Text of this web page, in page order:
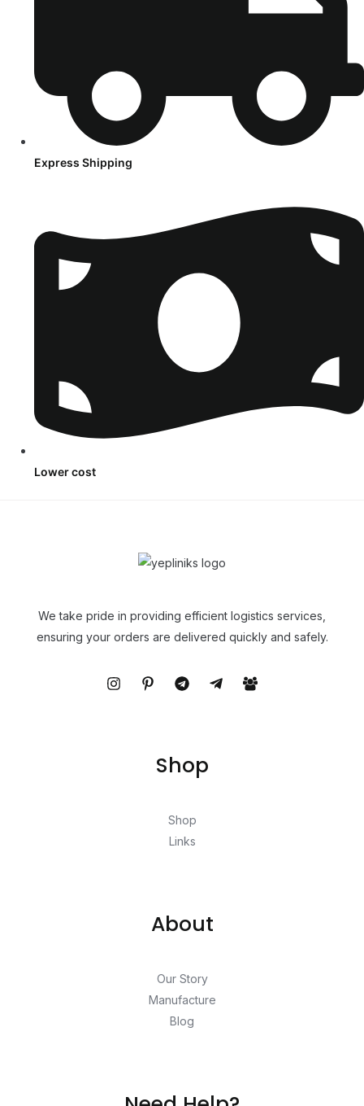
Express Shipping
Lower cost
We take pride in providing efficient logistics services,
ensuring your orders are delivered quickly and safely.
Shop
Shop
Links
About
Our Story
Manufacture
Blog